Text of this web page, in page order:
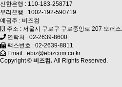
신한은행 : 110-183-258717
우리은행 : 1002-192-590719
예금주 : 비즈컴
주소 : 서울시 구로구 구로중앙로 207 오퍼
연락처 : 02-2639-8600
팩스번호 : 02-2639-8811
Email : ebiz@ebizcom.co.kr
Copyright © 비즈컴. All Rights Reserved.